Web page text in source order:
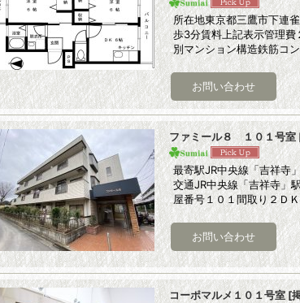
所在地東京都三鷹市下連
歩3分賃料上記表示管理
別マンション構造鉄筋コ
ファミール８ １０１号室
最寄駅JR中央線「吉祥寺
交通JR中央線「吉祥寺」
屋番号１０１間取り２Ｄ
コーポマルメ１０１号室 [